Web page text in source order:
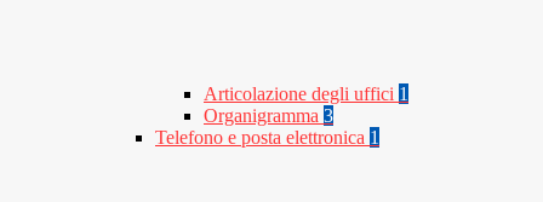
Articolazione degli uffici 1
Organigramma 3
Telefono e posta elettronica 1